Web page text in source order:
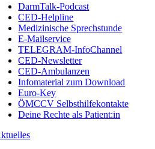
DarmTalk-Podcast
CED-Helpline
Medizinische Sprechstunde
E-Mailservice
TELEGRAM-InfoChannel
CED-Newsletter
CED-Ambulanzen
Infomaterial zum Download
Euro-Key
ÖMCCV Selbsthilfekontakte
Deine Rechte als Patient:in